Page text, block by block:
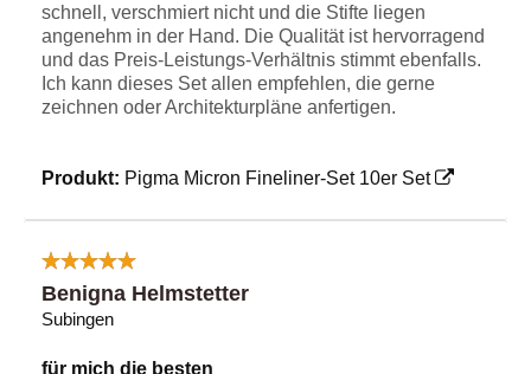
schnell, verschmiert nicht und die Stifte liegen
angenehm in der Hand. Die Qualität ist hervorragend
und das Preis-Leistungs-Verhältnis stimmt ebenfalls.
Ich kann dieses Set allen empfehlen, die gerne
zeichnen oder Architekturpläne anfertigen.
Produkt: Pigma Micron Fineliner-Set 10er Set
Benigna Helmstetter
Subingen
für mich die besten